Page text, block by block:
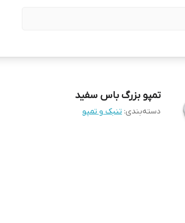
تمپو بزرگ باس سفید
دسته‌بندی: تنبک و تمپو